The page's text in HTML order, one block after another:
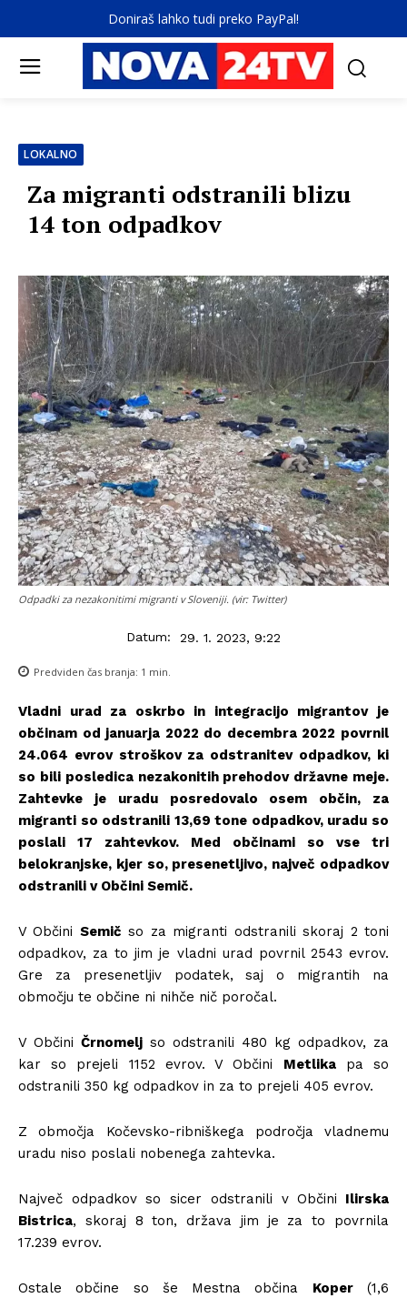
Doniraš lahko tudi preko PayPal!
LOKALNO
Za migranti odstranili blizu
14 ton odpadkov
Odpadki za nezakonitimi migranti v Sloveniji. (vir: Twitter)
Datum: 29. 1. 2023, 9:22
Predviden čas branja: 1 min.
Vladni urad za oskrbo in integracijo migrantov je
občinam od januarja 2022 do decembra 2022 povrnil
24.064 evrov stroškov za odstranitev odpadkov, ki
so bili posledica nezakonitih prehodov državne meje.
Zahtevke je uradu posredovalo osem občin, za
migranti so odstranili 13,69 tone odpadkov, uradu so
poslali 17 zahtevkov. Med občinami so vse tri
belokranjske, kjer so, presenetljivo, največ odpadkov
odstranili v Občini Semič.
V Občini Semič so za migranti odstranili skoraj 2 toni
odpadkov, za to jim je vladni urad povrnil 2543 evrov.
Gre za presenetljiv podatek, saj o migrantih na
območju te občine ni nihče nič poročal.
V Občini Črnomelj so odstranili 480 kg odpadkov, za
kar so prejeli 1152 evrov. V Občini Metlikapa so
odstranili 350 kg odpadkov in za to prejeli 405 evrov.
Z območja Kočevsko-ribniškega področja vladnemu
uradu niso poslali nobenega zahtevka.
Največ odpadkov so sicer odstranili v Občini Ilirska
Bistrica, skoraj 8 ton, država jim je za to povrnila
17.239 evrov.
Ostale občine so še Mestna občina Koper(1,6